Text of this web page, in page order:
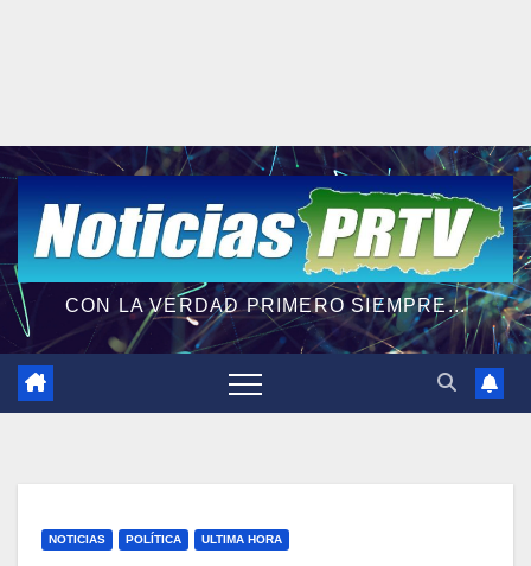
CON LA VERDAD PRIMERO SIEMPRE...
NOTICIAS POLÍTICA ULTIMA HORA